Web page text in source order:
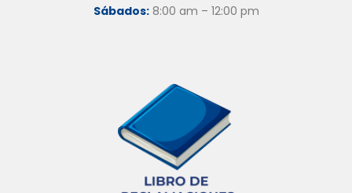
Sábados:8:00 am – 12:00 pm